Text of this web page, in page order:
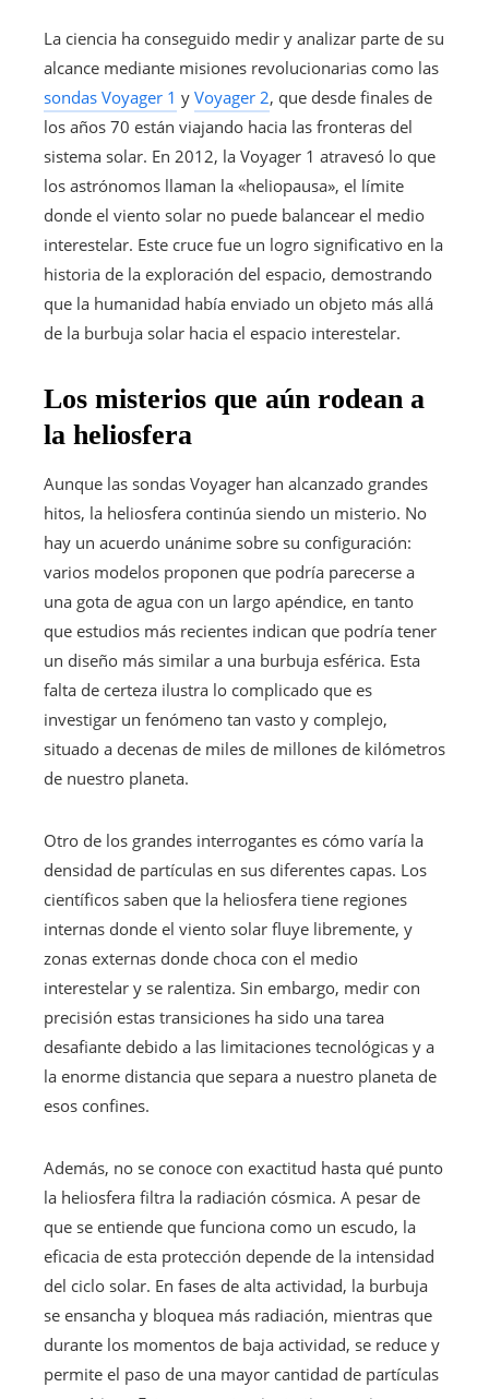
La ciencia ha conseguido medir y analizar parte de su
alcance mediante misiones revolucionarias como las
sondas Voyager 1 y Voyager 2, que desde finales de
los años 70 están viajando hacia las fronteras del
sistema solar. En 2012, la Voyager 1 atravesó lo que
los astrónomos llaman la «heliopausa», el límite
donde el viento solar no puede balancear el medio
interestelar. Este cruce fue un logro significativo en la
historia de la exploración del espacio, demostrando
que la humanidad había enviado un objeto más allá
de la burbuja solar hacia el espacio interestelar.
Los misterios que aún rodean a
la heliosfera
Aunque las sondas Voyager han alcanzado grandes
hitos, la heliosfera continúa siendo un misterio. No
hay un acuerdo unánime sobre su configuración:
varios modelos proponen que podría parecerse a
una gota de agua con un largo apéndice, en tanto
que estudios más recientes indican que podría tener
un diseño más similar a una burbuja esférica. Esta
falta de certeza ilustra lo complicado que es
investigar un fenómeno tan vasto y complejo,
situado a decenas de miles de millones de kilómetros
de nuestro planeta.
Otro de los grandes interrogantes es cómo varía la
densidad de partículas en sus diferentes capas. Los
científicos saben que la heliosfera tiene regiones
internas donde el viento solar fluye libremente, y
zonas externas donde choca con el medio
interestelar y se ralentiza. Sin embargo, medir con
precisión estas transiciones ha sido una tarea
desafiante debido a las limitaciones tecnológicas y a
la enorme distancia que separa a nuestro planeta de
esos confines.
Además, no se conoce con exactitud hasta qué punto
la heliosfera filtra la radiación cósmica. A pesar de
que se entiende que funciona como un escudo, la
eficacia de esta protección depende de la intensidad
del ciclo solar. En fases de alta actividad, la burbuja
se ensancha y bloquea más radiación, mientras que
durante los momentos de baja actividad, se reduce y
permite el paso de una mayor cantidad de partículas